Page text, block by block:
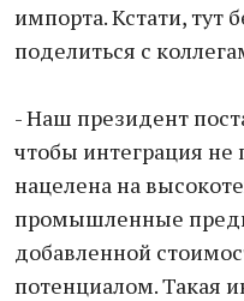
импорта. Кстати, тут
поделиться с
- Наш президент
чтобы интеграция не
нацелена на
промышленные
добавленной
потенциалом. Такая